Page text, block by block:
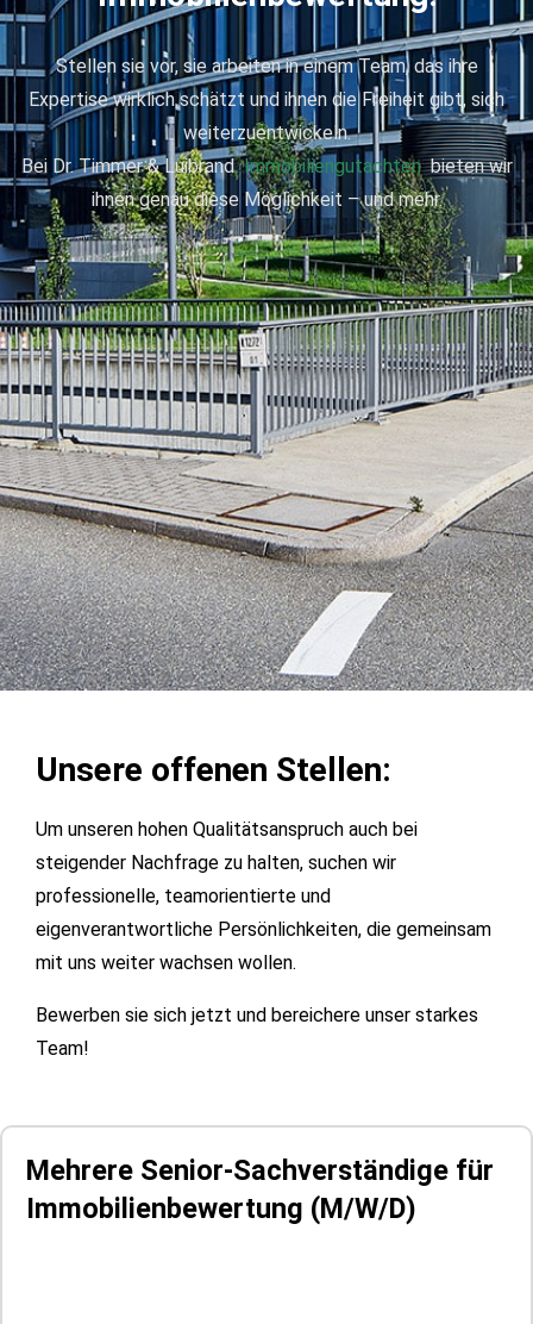
Stellen sie vor, sie arbeiten in einem Team, das ihre
Expertise wirklich schätzt und ihnen die Freiheit gibt, sich
weiterzuentwickeln.
Bei Dr. Timmer & LuibrandImmobiliengutachtenbieten wir
ihnen genau diese Möglichkeit – und mehr.
Unsere offenen Stellen:
Um unseren hohen Qualitätsanspruch auch bei
steigender Nachfrage zu halten, suchen wir
professionelle, teamorientierte und
eigenverantwortliche Persönlichkeiten, die gemeinsam
mit uns weiter wachsen wollen.
Bewerben sie sich jetzt und bereichere unser starkes
Team!
Mehrere Senior-Sachverständige für
Immobilienbewertung (M/W/D)